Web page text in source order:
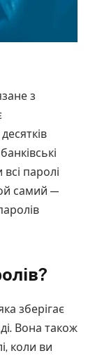
з
паролі
самий —
зберігає
Вона також
коли ви